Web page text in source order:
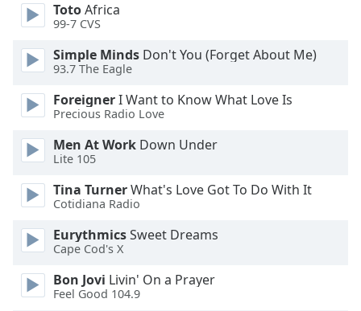
window.
Beginning
window.
Escape
cancel
close
TotoAfrica
99-7 CVS
Simple Minds Don't You (Forget About Me)
93.7 The Eagle
ForeignerI Want to Know What Love Is
Precious Radio Love
Men At Work Down Under
Lite 105
Tina TurnerWhat's Love Got To Do With It
Cotidiana Radio
EurythmicsSweet Dreams
Cape Cod's X
Bon Jovi Livin' On a Prayer
Feel Good 104.9